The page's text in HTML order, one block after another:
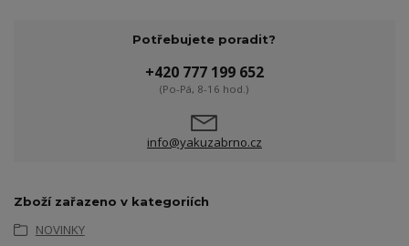
Potřebujete poradit?
+420 777 199 652
(Po-Pá, 8-16 hod.)
info@yakuzabrno.cz
Zboží zařazeno v kategoriích
NOVINKY